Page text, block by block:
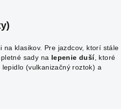
na klasikov. Pre jazdcov, ktorí stále
sady na lepenie duší, ktoré
, lepidlo (vulkanizačný roztok) a